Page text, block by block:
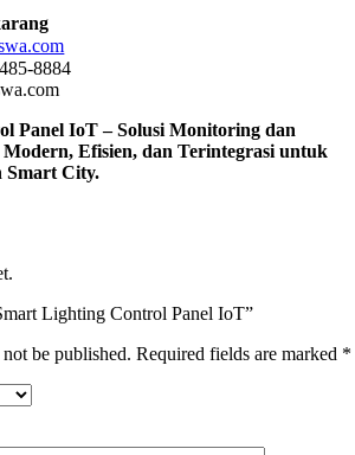
8884
Panel IoT – Solusi Monitoring dan
Efisien, dan Terintegrasi untuk
Smart City.
Lighting Control Panel IoT”
be published. Required fields are marked *